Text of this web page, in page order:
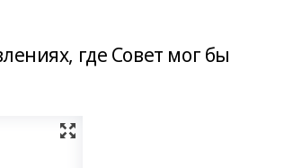
где Совет мог бы